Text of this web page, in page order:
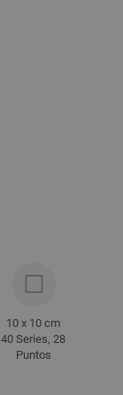
10 x 10 cm
40 Series, 28
Puntos